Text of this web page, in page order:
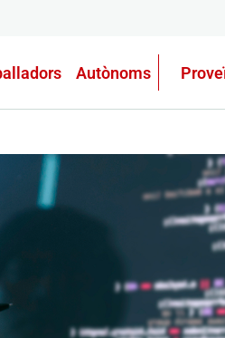
Autònoms